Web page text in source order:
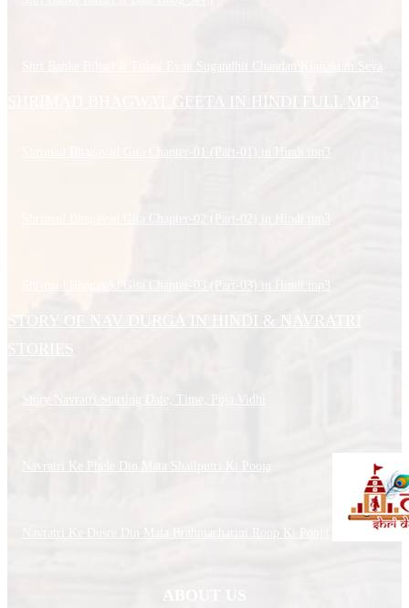
SHRIMAD BHAGWAT GEETA IN HINDI FULL MP3
Shrimad Bhagavad Gita Chapter-01 (Part-01) in Hindi.mp3
Shrimad Bhagavad Gita Chapter-03 (Part-03) in Hindi.mp3
STORY OF NAV DURGA IN HINDI & NAVRATRI
STORIES
Story Navratri Starting Date, Time, Puja Vidhi
Navratri Ke Phele Din Mata Shailputri Ki Pooja
Navratri Ke Dusre Din Mata Brahmacharini Roop Ki Pooja